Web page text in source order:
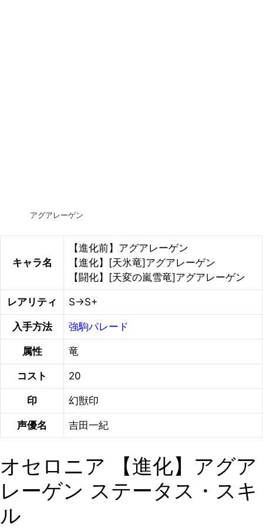
アグアレーゲン
キャラ名
【進化前】アグアレーゲン
【進化】[天氷竜]アグアレーゲン
【闘化】[天変の嵐雪竜]アグアレーゲン
レアリティ S→S+
入手方法 強駒パレード
属性 竜
コスト 20
印 幻獣印
声優名 吉田一紀
オセロニア 【進化】アグア
レーゲン ステータス・スキ
ル